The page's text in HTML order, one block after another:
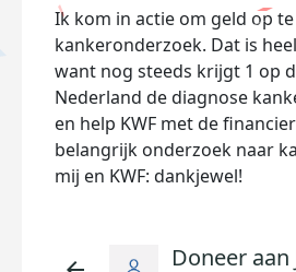
Ik kom in actie om geld op
kankeronderzoek. Dat is
want nog steeds krijgt 1 op
Nederland de diagnose
en help KWF met de
belangrijk onderzoek naar
mij en KWF: dankjewel!
Doneer aan